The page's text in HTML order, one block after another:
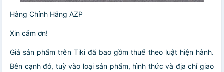
Hàng Chính Hãng AZP
Xin cảm ơn!
Giá sản phẩm trên Tiki đã bao gồm thuế theo luật hiện hành.
Bên cạnh đó, tuỳ vào loại sản phẩm, hình thức và địa chỉ giao